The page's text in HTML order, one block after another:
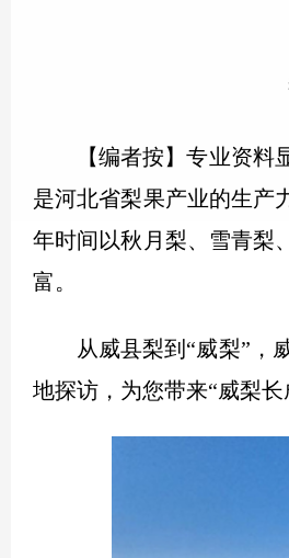
【编者按】专业资
是河北省梨果产业的生产
年时间以秋月梨、雪青梨
富。
从威县梨到“威梨”，
地探访，为您带来“威梨长